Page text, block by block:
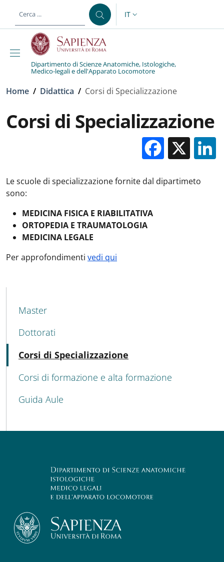
al contenuto principale
SELETTORE LINGUA:
IT
Dipartimento di Scienze Anatomiche, Istologiche,
Medico-legali e dell'Apparato Locomotore
Briciole di pane
Home / Didattica / Corsi di Specializzazione
Corsi di Specializzazione
X
Le scuole di specializzazione fornite dal dipartimeto
sono:
MEDICINA FISICA E RIABILITATIVA
ORTOPEDIA E TRAUMATOLOGIA
MEDICINA LEGALE
Per approfondimenti vedi qui
MAIN NAVIGATION
Master
Dottorati
Corsi di Specializzazione
Corsi di formazione e alta formazione
Guida Aule